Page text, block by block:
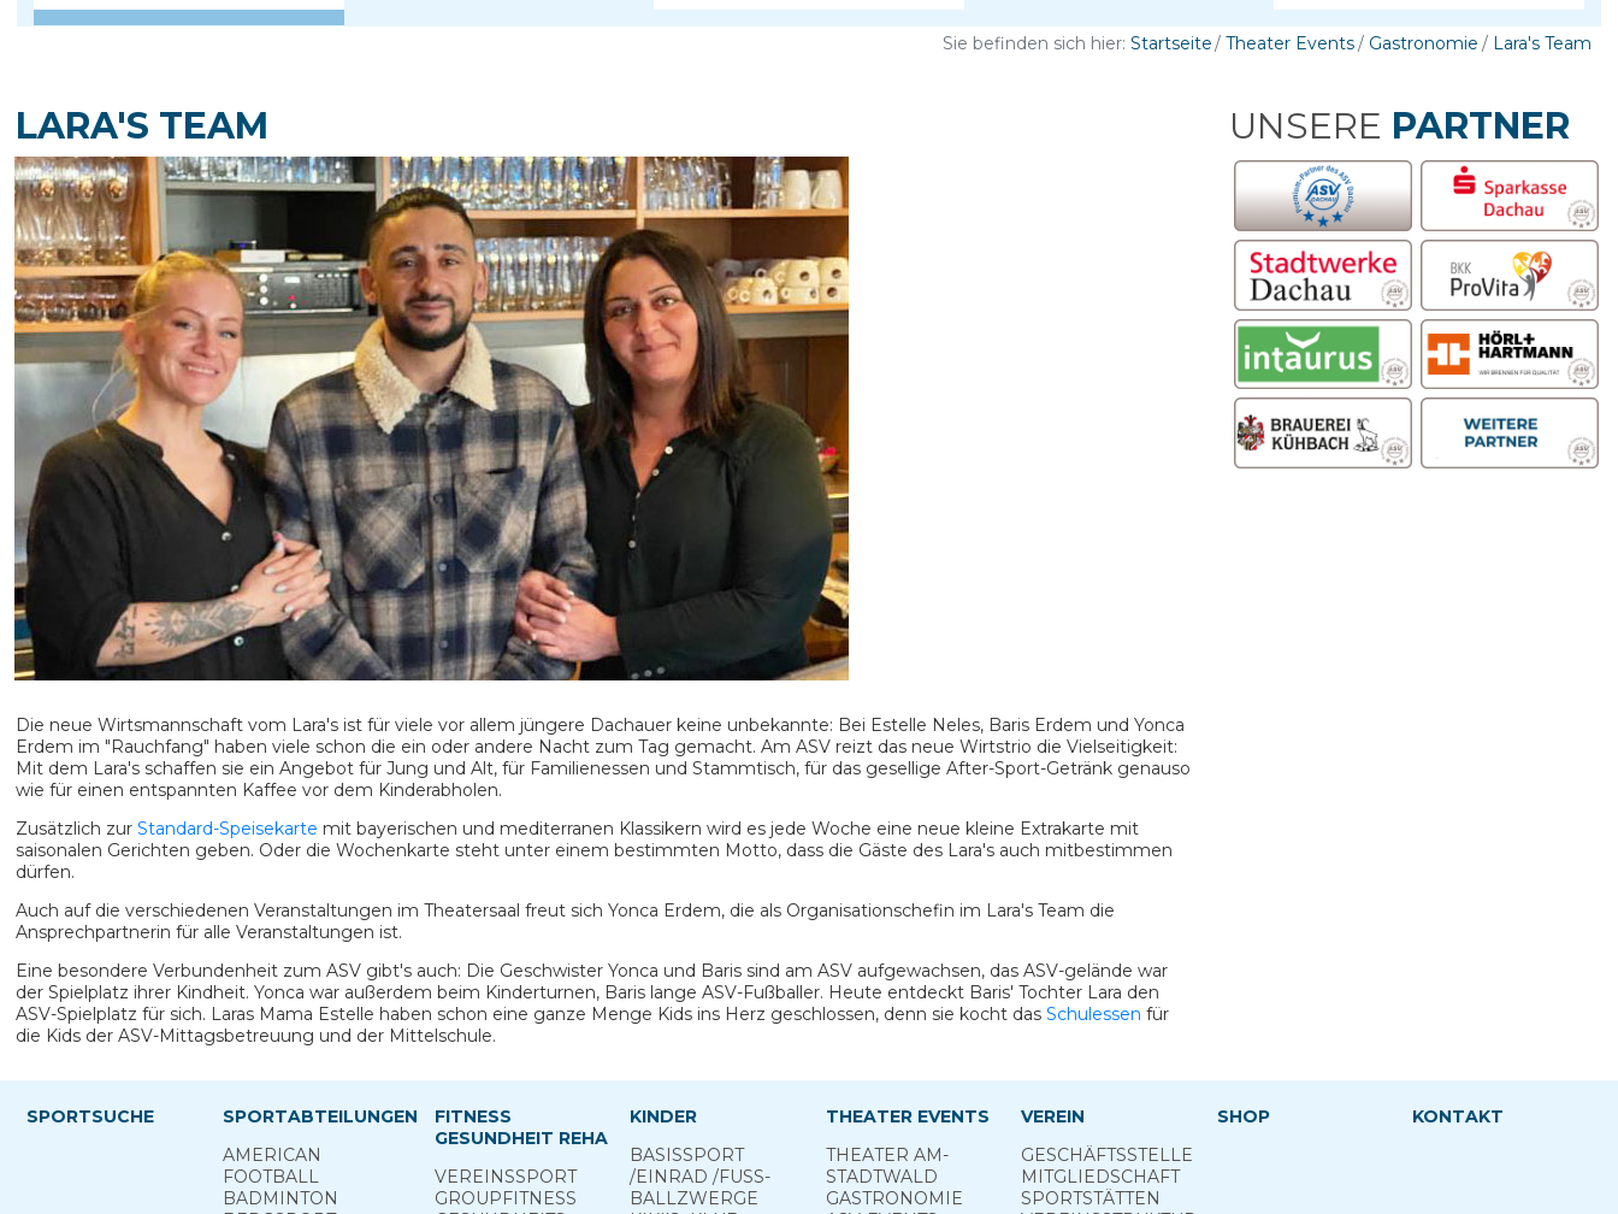
Sie befinden sich hier: Startseite Theater Events Gastronomie Lara's Team
LARA'S TEAM
Die neue Wirtsmannschaft vom Lara's ist für viele vor allem jüngere Dachauer keine unbekannte: Bei Estelle Neles, Baris Erdem und Yonca
Erdem im "Rauchfang" haben viele schon die ein oder andere Nacht zum Tag gemacht. Am ASV reizt das neue Wirtstrio die Vielseitigkeit:
Mit dem Lara's schaffen sie ein Angebot für Jung und Alt, für Familienessen und Stammtisch, für das gesellige After-Sport-Getränk genauso
wie für einen entspannten Kaffee vor dem Kinderabholen.
Zusätzlich zur Standard-Speisekarte mit bayerischen und mediterranen Klassikern wird es jede Woche eine neue kleine Extrakarte mit
saisonalen Gerichten geben. Oder die Wochenkarte steht unter einem bestimmten Motto, dass die Gäste des Lara's auch mitbestimmen
dürfen.
Auch auf die verschiedenen Veranstaltungen im Theatersaal freut sich Yonca Erdem, die als Organisationschefin im Lara's Team die
Ansprechpartnerin für alle Veranstaltungen ist.
Eine besondere Verbundenheit zum ASV gibt's auch: Die Geschwister Yonca und Baris sind am ASV aufgewachsen, das ASV-gelände war
der Spielplatz ihrer Kindheit. Yonca war außerdem beim Kinderturnen, Baris lange ASV-Fußballer. Heute entdeckt Baris' Tochter Lara den
ASV-Spielplatz für sich. Laras Mama Estelle haben schon eine ganze Menge Kids ins Herz geschlossen, denn sie kocht das Schulessen für
die Kids der ASV-Mittagsbetreuung und der Mittelschule.
UNSERE PARTNER
SPORTSUCHE
SPORTABTEILUNGEN
AMERICAN
FOOTBALL
BADMINTON
FITNESS
GESUNDHEIT REHA
VEREINS­SPORT
GROUP­FITNESS
KINDER
BASIS­SPORT
­/EINRAD /­FUSS­
BALL­ZWERGE
THEATER EVENTS
THEATER AM­
STADTWALD
GASTRONOMIE
VEREIN
GESCHÄFTSSTELLE
MITGLIEDSCHAFT
SPORTSTÄTTEN
SHOP KONTAKT